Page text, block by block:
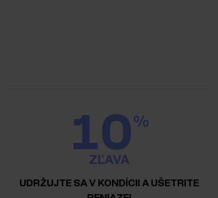
10%
ZĽAVA
UDRŽUJTE SA V KONDÍCII A UŠETRITE